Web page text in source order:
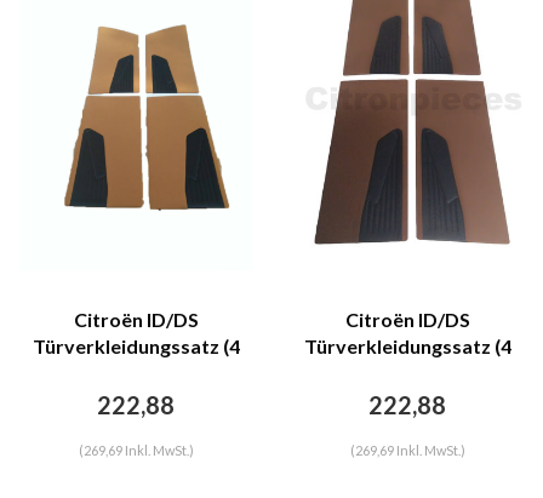
Citroën ID/DS
Türverkleidungssatz (4
D Super D Spezial 70-75
Citroën ID/DS
222,88
(269,69 Inkl. MwSt.)
Citroën ID/DS
Türverkleidungssatz (4
Super D Spezial 70-75
Citroën ID/DS
222,88
(269,69 Inkl. MwSt.)